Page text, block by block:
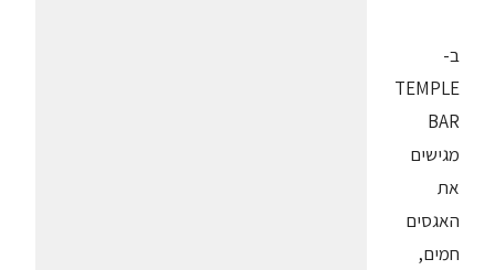
ב-
TEMPLE
BAR
מגישים
את
האגסים
חמים,